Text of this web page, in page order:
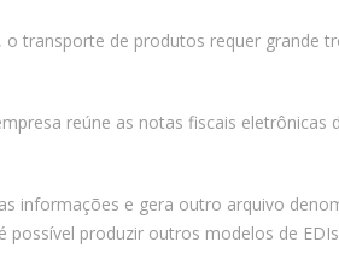
transporte de produtos requer grande
reúne as notas fiscais
informações e gera outro arquivo
produzir outros modelos de